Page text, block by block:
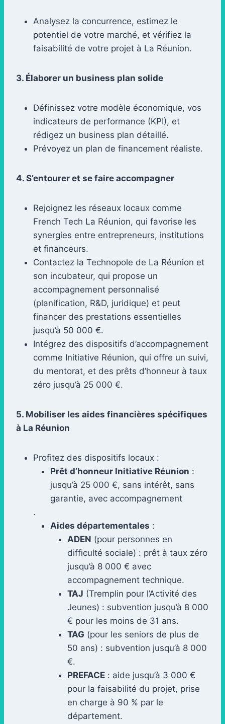
Analysez la concurrence, estimez le
potentiel de votre marché, et vérifiez la
faisabilité de votre projet à La Réunion.
3. Élaborer un business plan solide
Définissez votre modèle économique, vos
indicateurs de performance (KPI), et
rédigez un business plan détaillé.
Prévoyez un plan de financement réaliste.
4. S’entourer et se faire accompagner
Rejoignez les réseaux locaux comme
French Tech La Réunion, qui favorise les
synergies entre entrepreneurs, institutions
et financeurs.
Contactez la Technopole de La Réunion et
son incubateur, qui propose un
accompagnement personnalisé
(planification, R&D, juridique) et peut
financer des prestations essentielles
jusqu’à 50 000 €.
Intégrez des dispositifs d’accompagnement
comme Initiative Réunion, qui offre un suivi,
du mentorat, et des prêts d’honneur à taux
zéro jusqu’à 25 000 €.
5. Mobiliser les aides financières spécifiques
à La Réunion
Profitez des dispositifs locaux :
Prêt d’honneur Initiative Réunion :
jusqu’à 25 000 €, sans intérêt, sans
garantie, avec accompagnement
.
Aides départementales :
ADEN (pour personnes en
difficulté sociale) : prêt à taux zéro
jusqu’à 8 000 € avec
accompagnement technique.
TAJ (Tremplin pour l’Activité des
Jeunes) : subvention jusqu’à 8 000
€ pour les moins de 31 ans.
TAG (pour les seniors de plus de
50 ans) : subvention jusqu’à 8 000
€.
PREFACE : aide jusqu’à 3 000 €
pour la faisabilité du projet, prise
en charge à 90 % par le
département.